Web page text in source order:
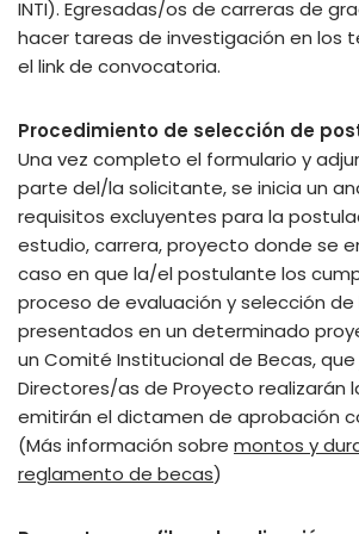
INTI). Egresadas/os de carreras de
hacer tareas de investigación en los
el link de convocatoria.
Procedimiento de selección de
Una vez completo el formulario y
parte del/la solicitante, se inicia un
requisitos excluyentes para la
estudio, carrera, proyecto donde se
caso en que la/el postulante los
proceso de evaluación y selección de
presentados en un determinado
un Comité Institucional de Becas,
Directores/as de Proyecto realizarán
emitirán el dictamen de aprobación
(Más información sobre montos y
reglamento de becas)